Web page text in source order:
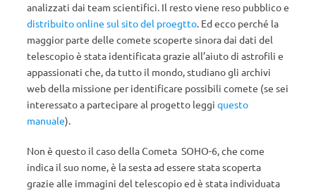
analizzati dai team scientifici. Il resto viene reso pubblico e
distribuito online sul sito del proegtto. Ed ecco perché la
maggior parte delle comete scoperte sinora dai dati del
telescopio è stata identificata grazie all’aiuto di astrofili e
appassionati che, da tutto il mondo, studiano gli archivi
web della missione per identificare possibili comete (se sei
interessato a partecipare al progetto leggi questo
manuale).
Non è questo il caso della Cometa SOHO-6, che come
indica il suo nome, è la sesta ad essere stata scoperta
grazie alle immagini del telescopio ed è stata individuata